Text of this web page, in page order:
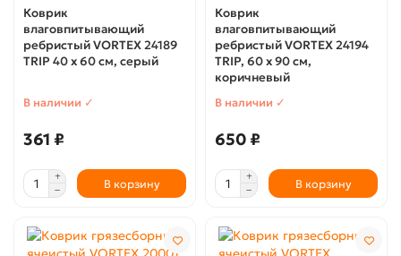
Коврик
влаговпитывающий
ребристый VORTEX 24189
TRIP 40 х 60 см, серый
В наличии ✓
361 ₽
В корзину
Коврик
влаговпитывающий
ребристый VORTEX 24194
TRIP, 60 х 90 см,
коричневый
В наличии ✓
650 ₽
В корзину